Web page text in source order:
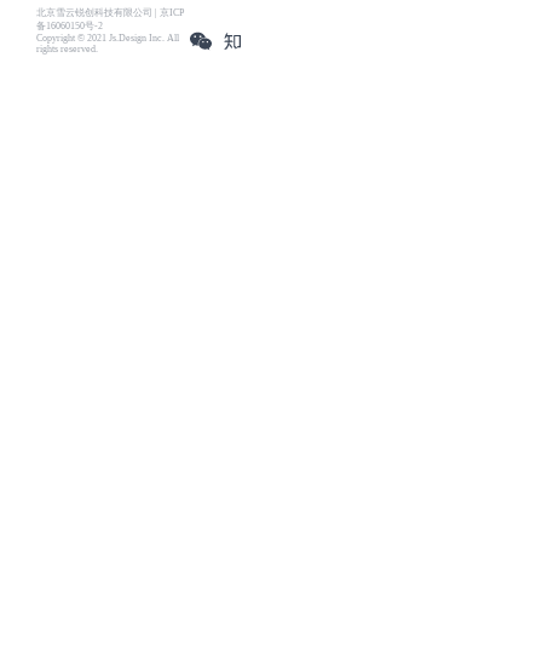
北京雪云锐创科技有限公司 | 京ICP
备16060150号-2
Copyright © 2021 Js.Design Inc. All
rights reserved.